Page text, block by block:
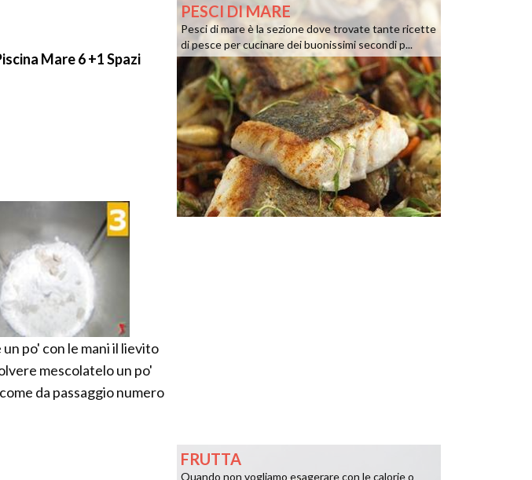
Mare 6 +1 Spazi
po' con le mani il lievito
mescolatelo un po'
da passaggio numero
PESCI DI MARE
Pesci di mare è la sezione dove trovate tante ricette
di pesce per cucinare dei buonissimi secondi p...
FRUTTA
Quando non vogliamo esagerare con le calorie o